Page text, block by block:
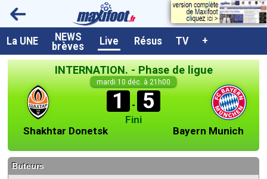
La UNE NEWS
brèves Live Résus TV +
INTERNATION. - Phase de ligue
mardi 10 déc. à 21h00
1 - 5
Fini
Shakhtar Donetsk
Bayern Munich
Buteurs
A la UNE
Dernières brèves
Live / Matchs en direct
Résultats et Classements
Class. buteurs européens
Programme TV foot
Vidéos